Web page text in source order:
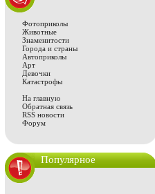
Фотоприколы
Животные
Знаменитости
Города и страны
Автоприколы
Арт
Девочки
Катастрофы
На главную
Обратная связь
RSS новости
Форум
Популярное